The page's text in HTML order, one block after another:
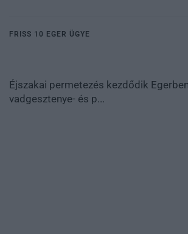
FRISS 10 EGER ÜGYE
Éjszakai permetezés kezdődik
vadgesztenye- és p...